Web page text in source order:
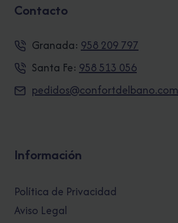
Contacto
Granada: 958 209 797
Santa Fe: 958 513 056
pedidos@confortdelbano.com
Información
Política de Privacidad
Aviso Legal